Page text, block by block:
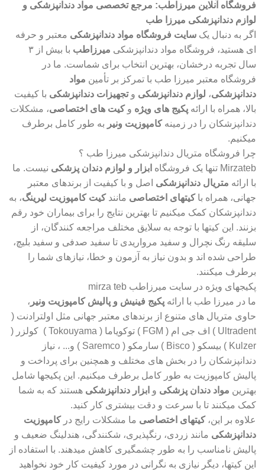
فروشگاه آنلاین میرزاطب: مرجع تخصصی مواد دندانپزشکی و
لوازم دندانپزشکی میرزا طب
اگر به دنبال یک سایت فروشگاه مواد دندانپزشکی معتبر و حرفه
ای هستید، فروشگاه مواد دندانپزشکی میرزاطب
با بیش از ۳
سال تجربه درخشان، بهترین انتخاب برای شماست. ما در
فروشگاه معتبر میرزا طب با تمرکز بر تأمین مواد
دندانپزشکی، لوازم دندانپزشکی وتجهیزات دندانپزشکی با کیفیت
بالا، همراه با ارائه پکیج های ویژه وکیت های اختصاصی، مشکلات
دندانپزشکان را در زمینهکامپوزیت ونیر به طور کامل برطرف
میکنیم.
چرا فروشگاه متریال دندانپزشکی میرزا طب ؟
Mirzateb تنها یک فروشگاه
ابزار و لوازم دندان پزشکی نیست. ما
با ارائه متریال دندانپزشکی اصل و با کیفیت از برندهای معتبر
جهانی، همراه باکیتهای اختصاصی مانندکیت کامپوزیت لیرینگ، به
دندانپزشکان کمک میکنیم تا بهترین نتایج را برای بیماران خود رقم
بزنند. این کیتها با توجه به سلایق مختلف مراجعه کنندگان، از
سلیقه رنگ نچرال و سفید مرواریدی تا سفید صدفی و سفید بلیچ،
طراحی شده اند و بدون نیاز به آزمون و خطا، نیازهای شما را
برطرف میکنند.
پکیجهای ویژه در سایت میرزاطب mirza teb
ما در میرزا طب با ارائه پکیج فینیش و پالیش کامپوزیت ونیر ،
حاوی متریال های متنوع از برندهای معتبر جهانی مثل اولترادنت (
Ultradent ) اف جی ام ( FGM ) توکویاما ( Tokouyama ) کولزر (
Kulzer ) بیسکو ( Bisco ) سارمکو ( Saremco ) و... ، نیاز
دندانپزشکان را در بخش های مختلف و همچنین برای پرداخت و
پالیش کامپوزیت به طور کامل برطرف میکنیم. این پکیجها شامل
بهترین مواد دندان پزشکی و ابزار دندانپزشکی هستند که به شما
کمک میکنند تا با سرعت و دقت بیشتری کار کنید.
علاوه بر این،کیتهای اختصاصی ما مشکلات رایج درکامپوزیت
دندانپزشکی مانند زردی، رنگپذیری، شکنندگی، هندلینگ ضعیف و
پالیش نامناسب را به طور چشمگیری کاهش میدهند. با استفاده از
این کیتها، دیگر نیازی به نگرانی در مورد کیفیت کار خود نخواهید